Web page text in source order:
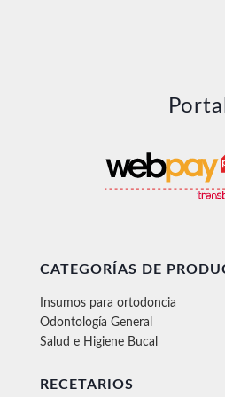
CATEGORÍAS DE
Insumos para ortodoncia
Odontología General
Salud e Higiene Bucal
RECETARIOS